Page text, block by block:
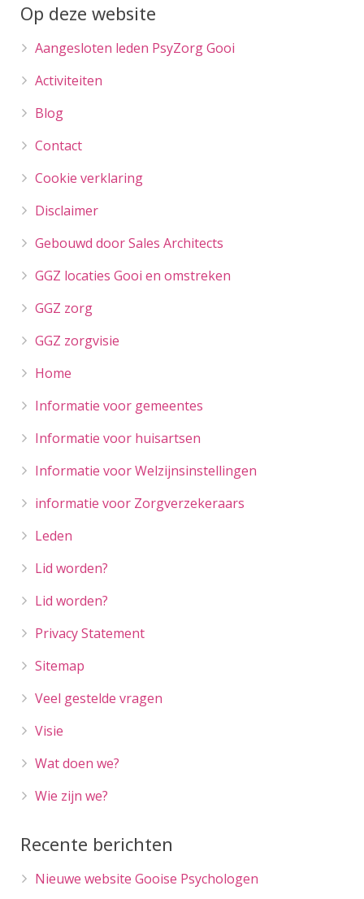
Op deze website
Aangesloten leden PsyZorg Gooi
Activiteiten
Blog
Contact
Cookie verklaring
Disclaimer
Gebouwd door Sales Architects
GGZ locaties Gooi en omstreken
GGZ zorg
GGZ zorgvisie
Home
Informatie voor gemeentes
Informatie voor huisartsen
Informatie voor Welzijnsinstellingen
informatie voor Zorgverzekeraars
Leden
Lid worden?
Lid worden?
Privacy Statement
Sitemap
Veel gestelde vragen
Visie
Wat doen we?
Wie zijn we?
Recente berichten
Nieuwe website Gooise Psychologen